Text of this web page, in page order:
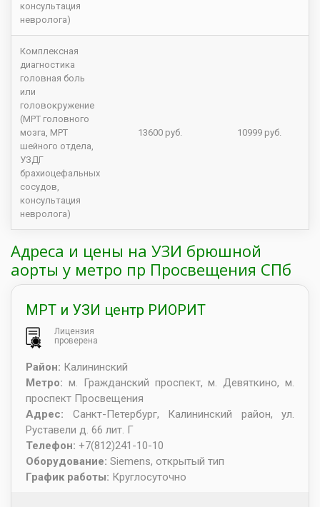
консультация
невролога)
Комплексная
диагностика
головная боль
или
головокружение
(МРТ головного
мозга, МРТ
шейного отдела,
УЗДГ
брахиоцефальных
сосудов,
консультация
невролога)
13600 руб. 10999 руб.
Адреса и цены на УЗИ брюшной
аорты у метро пр Просвещения СПб
МРТ и УЗИ центр РИОРИТ
Лицензия
проверена
Район: Калининский
Метро: м. Гражданский проспект, м. Девяткино, м.
проспект Просвещения
Адрес: Санкт-Петербург, Калининский район, ул.
Руставели д. 66 лит. Г
Телефон: +7(812)241-10-10
Оборудование: Siemens, открытый тип
График работы: Круглосуточно